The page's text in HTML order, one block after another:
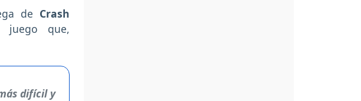
de Crash
juego que,
difícil y